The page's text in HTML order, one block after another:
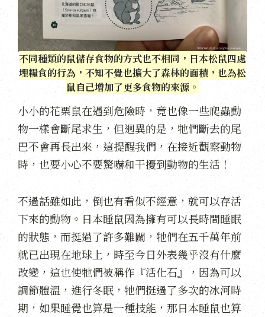
不同種類的鼠儲存食物的方式也不相同，日本松鼠四處
埋糧食的行為，不知不覺也擴大了森林的面積，也為松
鼠自己增加了更多食物的來源。
小小的花栗鼠在遇到危險時，竟也像一些爬蟲動
物一樣會斷尾求生，但迥異的是，牠們斷去的尾
巴不會再長出來，這提醒我們，在接近觀察動物
時，也要小心不要驚嚇和干擾到動物的生活！
不過話雖如此，倒也有看似不經意，就可以存活
下來的動物。日本睡鼠因為擁有可以長時間睡眠
的狀態，而挺過了許多難關，牠們在五千萬年前
就已出現在地球上，時至今日外表幾乎沒有什麼
改變，這也使牠們被稱作『活化石』，因為可以
調節體溫，進行冬眠，牠們挺過了多次的冰河時
期，如果睡覺也算是一種技能，那日本睡鼠也算